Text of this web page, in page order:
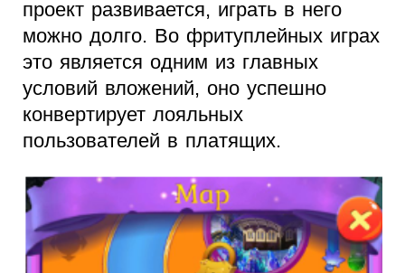
проект развивается, играть в него
можно долго. Во фритуплейных играх
это является одним из главных
условий вложений, оно успешно
конвертирует лояльных
пользователей в платящих.